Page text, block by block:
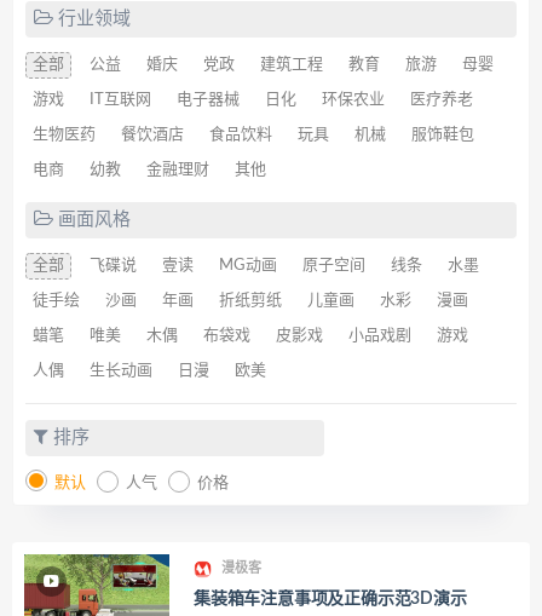
行业领域
全部 公益 婚庆 党政 建筑工程 教育 旅游 母婴
游戏 IT互联网 电子器械 日化 环保农业 医疗养老
生物医药 餐饮酒店 食品饮料 玩具 机械 服饰鞋包
电商 幼教 金融理财 其他
画面风格
全部 飞碟说 壹读 MG动画 原子空间 线条 水墨
徒手绘 沙画 年画 折纸剪纸 儿童画 水彩 漫画
蜡笔 唯美 木偶 布袋戏 皮影戏 小品戏剧 游戏
人偶 生长动画 日漫 欧美
排序
默认 人气 价格
漫极客
集装箱车注意事项及正确示范3D演示